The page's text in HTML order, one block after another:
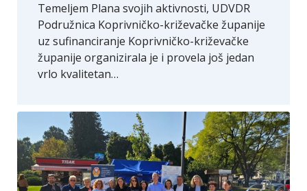
Temeljem Plana svojih aktivnosti, UDVDR
Podružnica Koprivničko-križevačke županije
uz sufinanciranje Koprivničko-križevačke
županije organizirala je i provela još jedan
vrlo kvalitetan…